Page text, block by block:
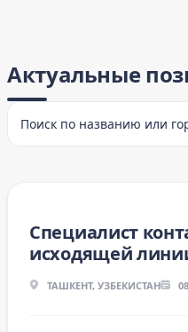
Актуальные
Специалист
исходящей
ТАШКЕНТ, УЗБЕКИСТАН